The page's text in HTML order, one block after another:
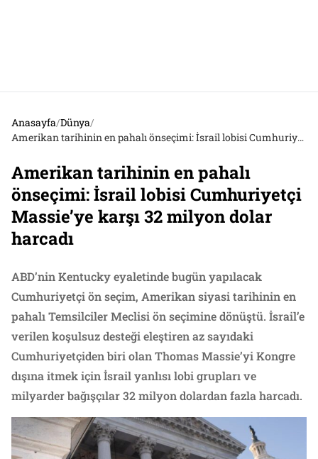
Anasayfa/Dünya/
Amerikan tarihinin en pahalı önseçimi: İsrail lobisi Cumhuriyetçi Massie’ye karşı 32 milyon dolar harcadı
Amerikan tarihinin en pahalı
önseçimi: İsrail lobisi Cumhuriyetçi
Massie’ye karşı 32 milyon dolar
harcadı
ABD’nin Kentucky eyaletinde bugün yapılacak
Cumhuriyetçi ön seçim, Amerikan siyasi tarihinin en
pahalı Temsilciler Meclisi ön seçimine dönüştü. İsrail’e
verilen koşulsuz desteği eleştiren az sayıdaki
Cumhuriyetçiden biri olan Thomas Massie’yi Kongre
dışına itmek için İsrail yanlısı lobi grupları ve
milyarder bağışçılar 32 milyon dolardan fazla harcadı.